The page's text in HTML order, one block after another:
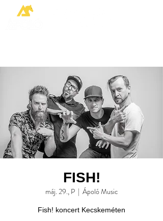
FISH!
máj. 29., P
  |
Ápoló Music
Fish! koncert Kecskeméten